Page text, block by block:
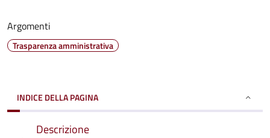
Argomenti
Trasparenza amministrativa
INDICE DELLA PAGINA
Descrizione